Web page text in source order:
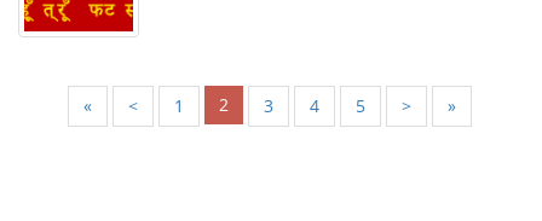
« < 1 2 3 4 5 > »